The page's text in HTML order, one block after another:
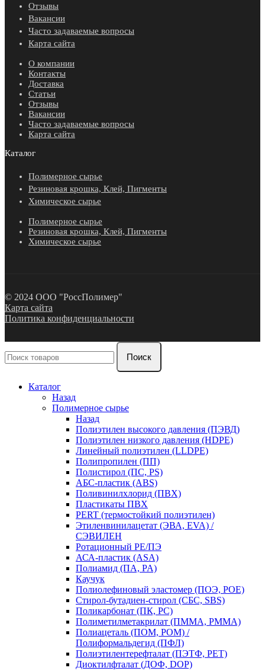
Отзывы
Вакансии
Часто задаваемые вопросы
Карта сайта
О компании
Контакты
Доставка
Статьи
Отзывы
Вакансии
Часто задаваемые вопросы
Карта сайта
Каталог
Полимерное сырье
Резиновая крошка, Клей, Пигменты
Химическое сырье
Полимерное сырье
Резиновая крошка, Клей, Пигменты
Химическое сырье
© 2024 ООО "РоссПолимер"
Карта сайта
Политика конфиденциальности
Поиск
Каталог
Назад
Полимерное сырье
Назад
Полиэтилен высокого давления (ПЭВД)
Полиэтилен низкого давления (HDPE)
Линейный полиэтилен (LLDPE)
Полипропилен (ПП)
Полистирол (ПС, PS)
АБС-пластик (ABS)
Поливинилхлорид (ПВХ)
Пластикаты ПВХ
PERT (термостойкий полиэтилен)
Этиленвинилацетат (ЭВА, EVA) /
СЭВИЛЕН
Ротационный PE/ПЭ
АСА-пластик (ASA)
Полиамид (ПА, PA)
Каучук
Полиолефиновый эластомер (ПОЭ, POE)
Стирол-бутадиен-стирол (СБС, SBS)
Поликарбонат (ПК, PC)
Полиметилметакрилат (ПММА, PMMA)
Полиацеталь (ПОМ, POM) /
Полиформальдегид (ПФЛ)
Полиэтилентерефталат (ПЭТФ, PET)
Диоктилфталат (ДОФ, DOP)